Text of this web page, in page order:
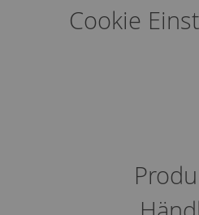
Cookie